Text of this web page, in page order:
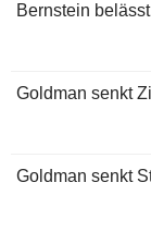
Bernstein
Goldman senkt
Goldman senkt